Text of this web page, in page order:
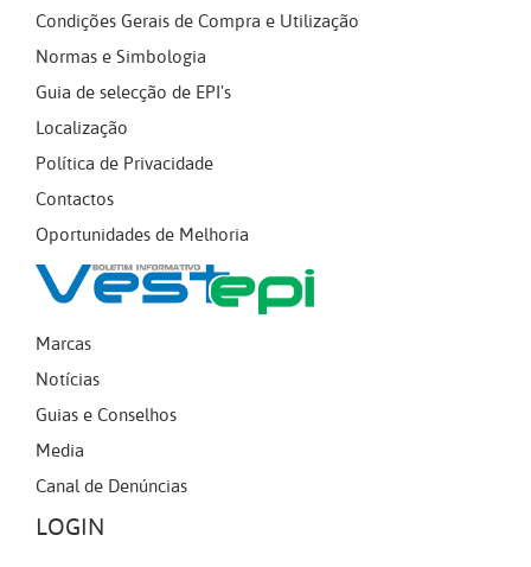
Condições Gerais de Compra e Utilização
Normas e Simbologia
Guia de selecção de EPI's
Localização
Política de Privacidade
Contactos
Oportunidades de Melhoria
Marcas
Notícias
Guias e Conselhos
Media
Canal de Denúncias
LOGIN